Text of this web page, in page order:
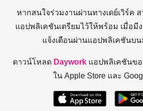
หากสนใจร่วมงานผ่านทางเดย์เวิร์ค
แอปพลิเคชันเตรียมไว้ให้พร้อม เมื่อมี
แจ้งเตือนผ่านแอปพลิเคชันบ
ดาวน์โหลด Daywork แอปพลิเคชันขอ
ใน Apple Store และ